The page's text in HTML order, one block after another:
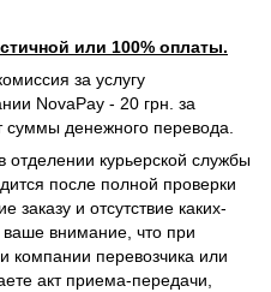
или 100% оплаты.
за услугу
NovaPay - 20 грн. за
суммы денежного перевода.
отделении курьерской службы
после полной проверки
заказу и отсутствие каких-
внимание, что при
компании перевозчика или
акт приема-передачи,